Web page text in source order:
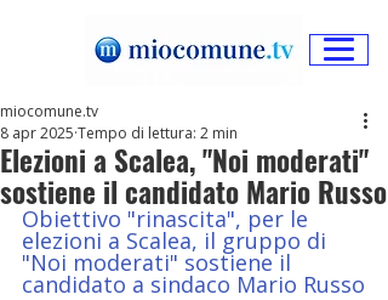
Elezioni a Scalea, "Noi moderati"
sostiene il candidato Mario Russo
miocomune.tv
8 apr 2025 Tempo di lettura: 2 min
Obiettivo "rinascita", per le
elezioni a Scalea, il gruppo di
"Noi moderati" sostiene il
candidato a sindaco Mario Russo